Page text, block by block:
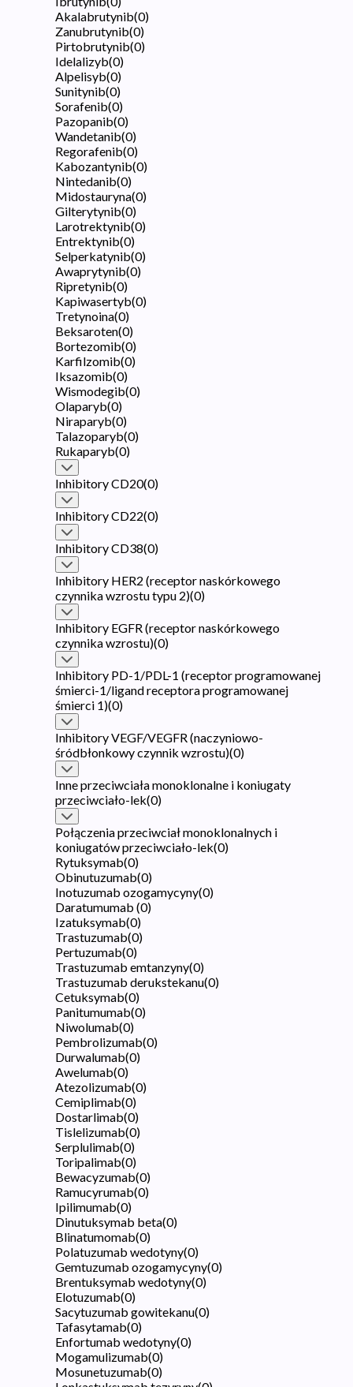
Akalabrutynib(0)
Zanubrutynib(0)
Pirtobrutynib(0)
Idelalizyb(0)
Alpelisyb(0)
Sunitynib(0)
Sorafenib(0)
Pazopanib(0)
Wandetanib(0)
Regorafenib(0)
Kabozantynib(0)
Nintedanib(0)
Midostauryna(0)
Gilterytynib(0)
Larotrektynib(0)
Entrektynib(0)
Selperkatynib(0)
Awaprytynib(0)
Ripretynib(0)
Kapiwasertyb(0)
Tretynoina(0)
Beksaroten(0)
Bortezomib(0)
Karfilzomib(0)
Iksazomib(0)
Wismodegib(0)
Olaparyb(0)
Niraparyb(0)
Talazoparyb(0)
Rukaparyb(0)
Inhibitory CD20(0)
Inhibitory CD22(0)
Inhibitory CD38(0)
Inhibitory HER2 (receptor naskórkowego
czynnika wzrostu typu 2)(0)
Inhibitory EGFR (receptor naskórkowego
czynnika wzrostu)(0)
Inhibitory PD-1/PDL-1 (receptor programowanej
śmierci-1/ligand receptora programowanej
śmierci 1)(0)
Inhibitory VEGF/VEGFR (naczyniowo-
śródbłonkowy czynnik wzrostu)(0)
Inne przeciwciała monoklonalne i koniugaty
przeciwciało-lek(0)
Połączenia przeciwciał monoklonalnych i
koniugatów przeciwciało-lek(0)
Rytuksymab(0)
Obinutuzumab(0)
Inotuzumab ozogamycyny(0)
Daratumumab (0)
Izatuksymab(0)
Trastuzumab(0)
Pertuzumab(0)
Trastuzumab emtanzyny(0)
Trastuzumab derukstekanu(0)
Cetuksymab(0)
Panitumumab(0)
Niwolumab(0)
Pembrolizumab(0)
Durwalumab(0)
Awelumab(0)
Atezolizumab(0)
Cemiplimab(0)
Dostarlimab(0)
Tislelizumab(0)
Serplulimab(0)
Toripalimab(0)
Bewacyzumab(0)
Ramucyrumab(0)
Ipilimumab(0)
Dinutuksymab beta(0)
Blinatumomab(0)
Polatuzumab wedotyny(0)
Gemtuzumab ozogamycyny(0)
Brentuksymab wedotyny(0)
Elotuzumab(0)
Sacytuzumab gowitekanu(0)
Tafasytamab(0)
Enfortumab wedotyny(0)
Mogamulizumab(0)
Mosunetuzumab(0)